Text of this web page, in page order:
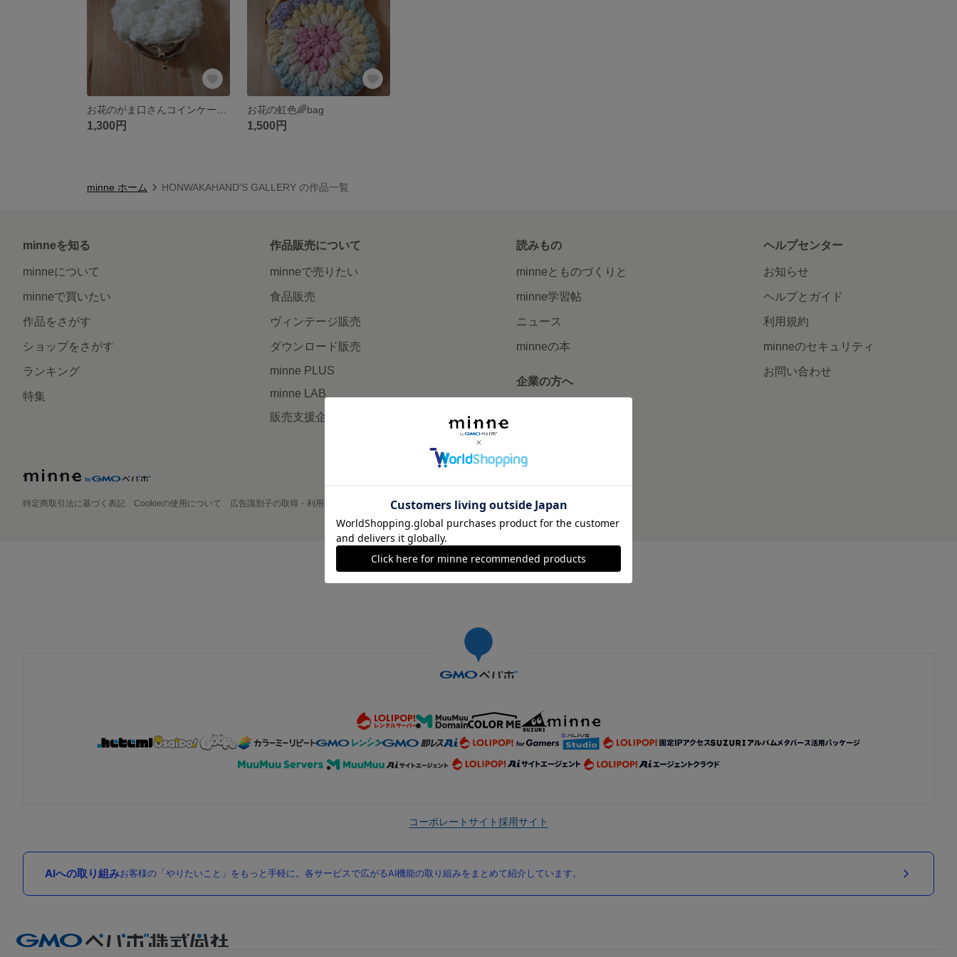
1,300円
お花の虹色🌈bag
1,500円
minne ホーム HONWAKAHAND'S GALLERY の作品一覧
minneを知る
minneについて
minneで買いたい
作品をさがす
ショップをさがす
ランキング
特集
作品販売について
minneで売りたい
食品販売
ヴィンテージ販売
ダウンロード販売
minne PLUS
minne LAB
販売支援企画・イベント
読みもの
minneとものづくりと
minne学習帖
ニュース
minneの本
企業の方へ
ヘルプセンター
お知らせ
ヘルプとガイド
利用規約
minneのセキュリティ
お問い合わせ
特定商取引法に基づく表記 Cookieの使用について 広告識別子の取得・利用 プライバシーポリシー 会社概要 採用情報 メディアキット
©GMO Pepabo, Inc. All rights reserved.
コーポレートサイト採用サイト
AIへの取り組みお客様の「やりたいこと」をもっと手軽に。各サービスで広がるAI機能の取り組みをまとめて紹介しています。